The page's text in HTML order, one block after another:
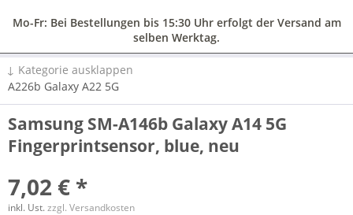
Mo-Fr: Bei Bestellungen bis 15:30 Uhr erfolgt der Versand am
selben Werktag.
↓ Kategorie ausklappen
A226b Galaxy A22 5G
Samsung SM-A146b Galaxy A14 5G
Fingerprintsensor, blue, neu
7,02 € *
inkl. Ust.zzgl. Versandkosten